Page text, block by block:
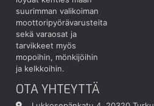
suurimman valikoiman
moottoripyörävarusteita
sekä varaosat ja
tarvikkeet myös
mopoihin, mönkijöihin
ja kelkkoihin.
OTA YHTEYTTÄ